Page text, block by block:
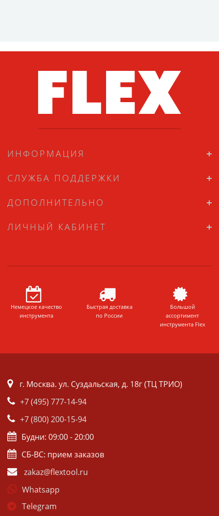
ИНФОРМАЦИЯ
СЛУЖБА ПОДДЕРЖКИ
ДОПОЛНИТЕЛЬНО
ЛИЧНЫЙ КАБИНЕТ
Немецкое качество
инструмента
Быстрая доставка
по России
Большой
ассортимент
инструмента Flex
г. Москва. ул. Суздальская, д. 18г (ТЦ ТРИО)
+7 (495) 777-14-94
+7 (800) 200-15-94
Будни: 09:00 - 20:00
СБ-ВС: прием заказов
zakaz@flextool.ru
Whatsapp
Telegram